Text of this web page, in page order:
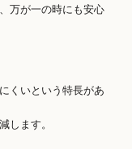
万が一の時にも安心
くいという特長があ
します。